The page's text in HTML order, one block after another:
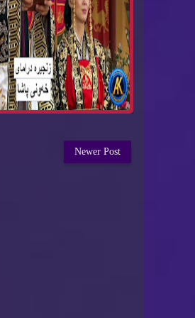
Newer Post